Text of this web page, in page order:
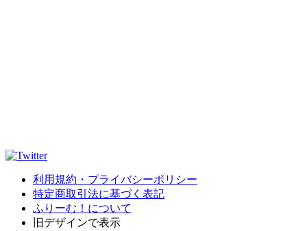
利用規約・プライバシーポリシー
特定商取引法に基づく表記
ふりーむ！について
旧デザインで表示